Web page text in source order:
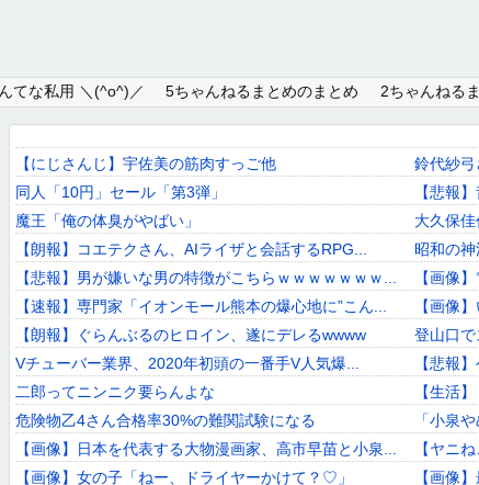
てな私用 ＼(^o^)／ 5ちゃんねるまとめのまとめ 2ちゃんねる
【にじさんじ】宇佐美の筋肉すっご他
同人「10円」セール「第3弾」
魔王「俺の体臭がやばい」
【朗報】コエテクさん、AIライザと会話するRPG...
【悲報】男が嫌いな男の特徴がこちらｗｗｗｗｗｗｗ...
【速報】専門家「イオンモール熊本の爆心地に”こん...
【朗報】ぐらんぶるのヒロイン、遂にデレるwwww
Vチューバー業界、2020年初頭の一番手V人気爆...
二郎ってニンニク要らんよな
危険物乙4さん合格率30%の難関試験になる
【画像】日本を代表する大物漫画家、高市早苗と小泉...
【画像】女の子「ねー、ドライヤーかけて？♡」
鈴代紗
【悲報
大久保
昭和の
【画像
【画像
登山口
【悲報
【生活
「小泉
【ヤニ
【画像
Link
Mail
RSS
オワタあんてな私用 ＼(^o^)／
5ちゃんねるまとめのまとめ
2ちゃんねるまとめのまとめ
まとめサイト速報＋